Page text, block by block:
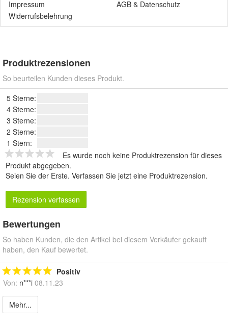
Impressum
AGB & Datenschutz
Widerrufsbelehrung
Produktrezensionen
So beurteilen Kunden dieses Produkt.
5 Sterne:
4 Sterne:
3 Sterne:
2 Sterne:
1 Stern:
Es wurde noch keine Produktrezension für dieses
Produkt abgegeben.
Seien Sie der Erste. Verfassen Sie jetzt eine Produktrezension.
Rezension verfassen
Bewertungen
So haben Kunden, die den Artikel bei diesem Verkäufer gekauft
haben, den Kauf bewertet.
Positiv
Von: n***i 08.11.23
Mehr...